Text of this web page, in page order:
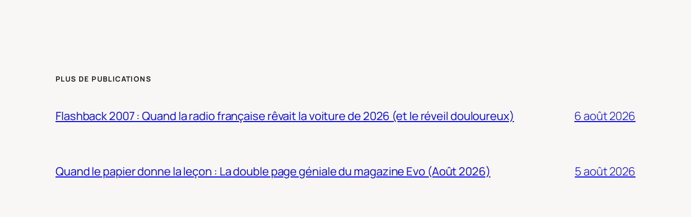
PLUS DE PUBLICATIONS
Flashback 2007 : Quand la radio française rêvait la voiture de 2026 (et le réveil douloureux) 6 août 2026
Quand le papier donne la leçon : La double page géniale du magazine Evo (Août 2026) 5 août 2026